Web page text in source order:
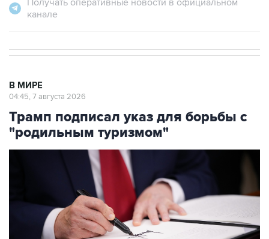
Получать оперативные новости в официальном
канале
В МИРЕ
04:45, 7 августа 2026
Трамп подписал указ для борьбы с
"родильным туризмом"